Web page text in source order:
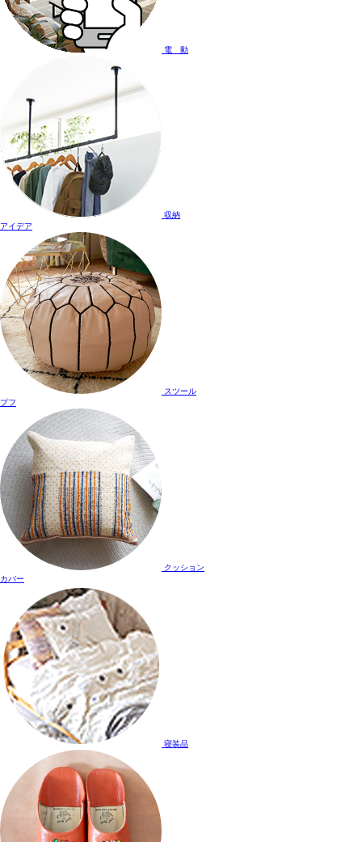
電 動
収納
アイデア
スツール
プフ
クッション
カバー
寝装品